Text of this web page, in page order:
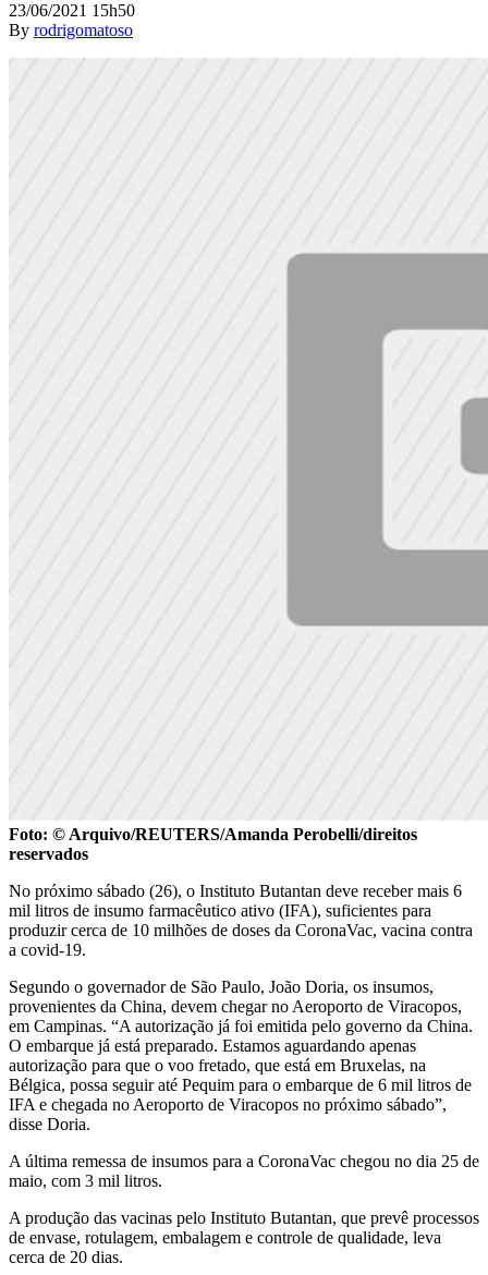
23/06/2021 15h50
By rodrigomatoso
Foto: © Arquivo/REUTERS/Amanda Perobelli/direitos
reservados
No próximo sábado (26), o Instituto Butantan deve receber mais 6
mil litros de insumo farmacêutico ativo (IFA), suficientes para
produzir cerca de 10 milhões de doses da CoronaVac, vacina contra
a covid-19.
Segundo o governador de São Paulo, João Doria, os insumos,
provenientes da China, devem chegar no Aeroporto de Viracopos,
em Campinas. “A autorização já foi emitida pelo governo da China.
O embarque já está preparado. Estamos aguardando apenas
autorização para que o voo fretado, que está em Bruxelas, na
Bélgica, possa seguir até Pequim para o embarque de 6 mil litros de
IFA e chegada no Aeroporto de Viracopos no próximo sábado”,
disse Doria.
A última remessa de insumos para a CoronaVac chegou no dia 25 de
maio, com 3 mil litros.
A produção das vacinas pelo Instituto Butantan, que prevê processos
de envase, rotulagem, embalagem e controle de qualidade, leva
cerca de 20 dias.